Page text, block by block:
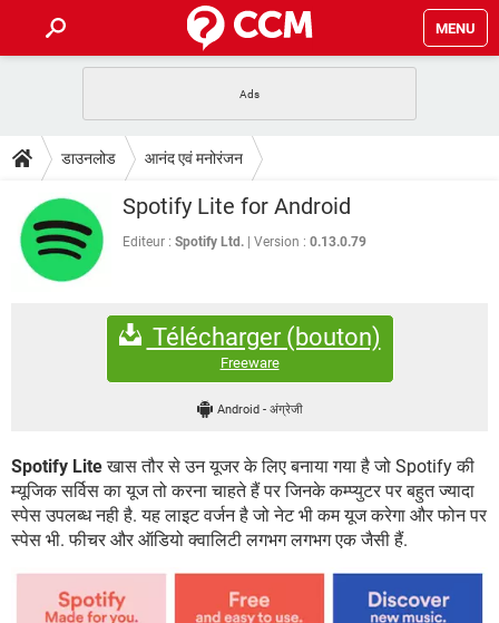
MENU
फोन पर अकाउंट बैलेंस चेक
WhatsApp Hack हो गया? Lucky Patcher यूज करें
टेक-स्पेशल
2020 के फ्री एंटीवायरस
बेस्ट फ्री ऑनलाइन गेम्स
डाउनलोड
Vidmate PUBG Mobile
WhatsRemoved+
FORUM
SBI बैंक अकाउंट नंबर पता करें
एनसाइक्लोपीडिया
कंप्यूटर बस
डाउनलोड आनंद एवं मनोरंजन
Spotify Lite for Android
Editeur : Spotify Ltd. Version : 0.13.0.79
Télécharger (bouton)
Freeware
Android - अंग्रेजी
Spotify Liteखास तौर से उन यूजर के लिए बनाया गया है जो Spotify की
म्यूजिक सर्विस का यूज तो करना चाहते हैं पर जिनके कम्प्युटर पर बहुत ज्यादा
स्पेस उपलब्ध नही है. यह लाइट वर्जन है जो नेट भी कम यूज करेगा और फोन पर
स्पेस भी. फीचर और ऑडियो क्वालिटी लगभग लगभग एक जैसी हैं.